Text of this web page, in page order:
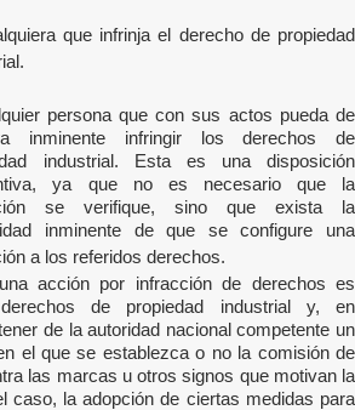
que infrinja el derecho de propiedad
persona que con sus actos pueda de
inminente infringir los derechos de
industrial. Esta es una disposición
ya que no es necesario que la
se verifique, sino que exista la
inminente de que se configure una
a los referidos derechos.
acción por infracción de derechos es
de propiedad industrial y, en
de la autoridad nacional competente un
el que se establezca o no la comisión de
las marcas u otros signos que motivan la
caso, la adopción de ciertas medidas para